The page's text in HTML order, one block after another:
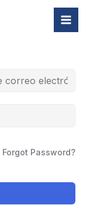
Forgot Password?